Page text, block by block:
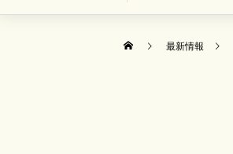
最新情報